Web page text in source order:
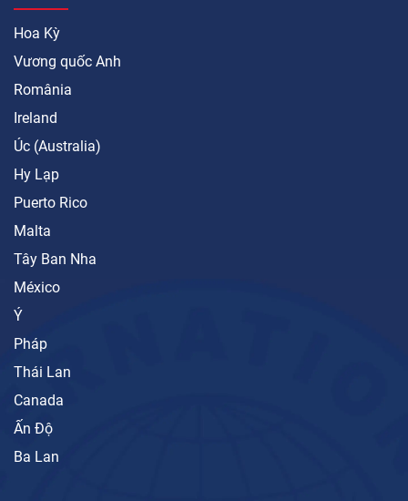
Hoa Kỳ
Vương quốc Anh
România
Ireland
Úc (Australia)
Hy Lạp
Puerto Rico
Malta
Tây Ban Nha
México
Ý
Pháp
Thái Lan
Canada
Ấn Độ
Ba Lan